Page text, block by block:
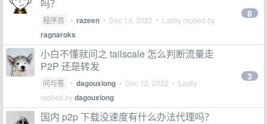
吗？
程序员 • razeen • Dec 13, 2022 • Lastly replied by
ragnaroks
8
小白不懂就问之 tailscale 怎么判断流量走
P2P 还是转发
问与答 • dagouxiong • Dec 12, 2022 • Lastly
replied bydagouxiong
3
国内 p2p 下载没速度有什么办法代理吗？